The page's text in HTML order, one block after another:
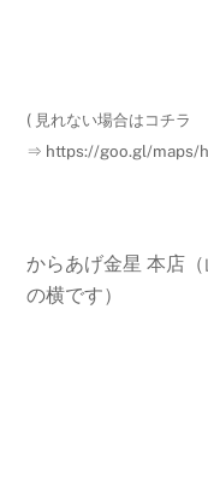
( 見れない場合はコチラ
⇒ https://goo.gl/maps/
からあげ金星 本店
の横です）